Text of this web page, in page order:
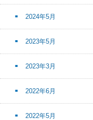
2024年5月
2023年5月
2023年3月
2022年6月
2022年5月